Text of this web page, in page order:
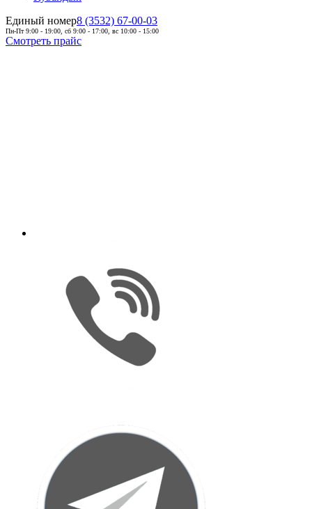
Единый номер8 (3532) 67-00-03
Пн-Пт 9:00 - 19:00, сб 9:00 - 17:00, вс 10:00 - 15:00
Смотреть прайс